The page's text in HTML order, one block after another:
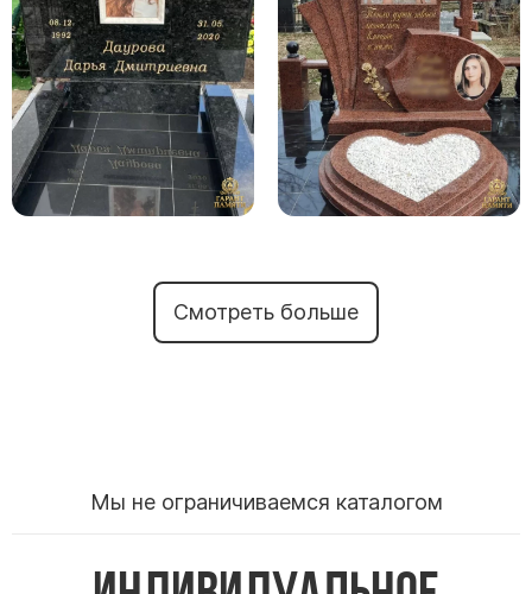
Смотреть больше
Мы не ограничиваемся каталогом